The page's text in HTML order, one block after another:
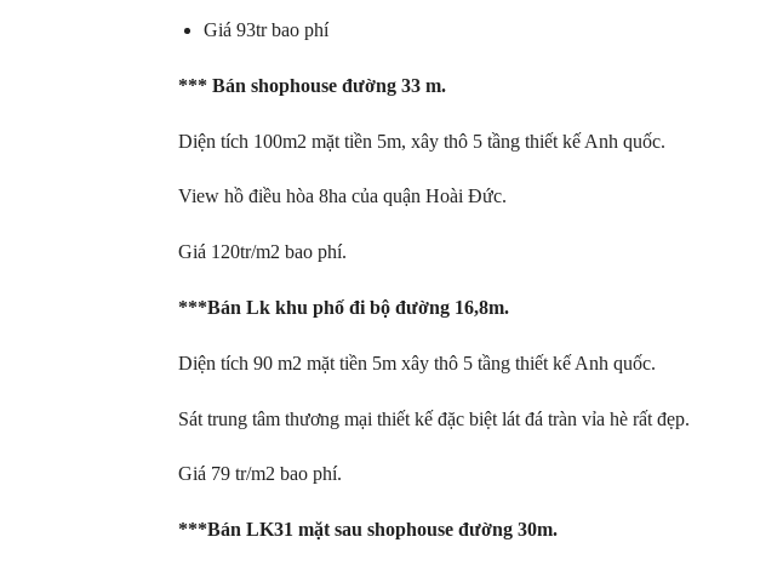
Giá 93tr bao phí
*** Bán shophouse đường 33 m.
Diện tích 100m2 mặt tiền 5m, xây thô 5 tầng thiết kế Anh quốc.
View hồ điều hòa 8ha của quận Hoài Đức.
Giá 120tr/m2 bao phí.
***Bán Lk khu phố đi bộ đường 16,8m.
Diện tích 90 m2 mặt tiền 5m xây thô 5 tầng thiết kế Anh quốc.
Sát trung tâm thương mại thiết kế đặc biệt lát đá tràn vỉa hè rất đẹp.
Giá 79 tr/m2 bao phí.
***Bán LK31 mặt sau shophouse đường 30m.